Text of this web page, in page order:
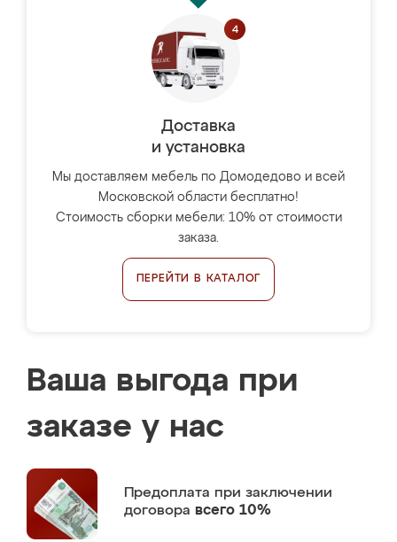
Доставка
и установка
Мы доставляем мебель по Домодедово и всей
Московской области бесплатно!
Стоимость сборки мебели: 10% от стоимости
заказа.
ПЕРЕЙТИ В КАТАЛОГ
Ваша выгода при
заказе у нас
Предоплата при заключении
договора всего 10%